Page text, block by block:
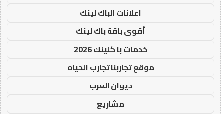
اعلانات الباك لينك
أقوى باقة باك لينك
خدمات با كلينك 2026
موقع تجاربنا تجارب الحياه
ديوان العرب
مشاريع